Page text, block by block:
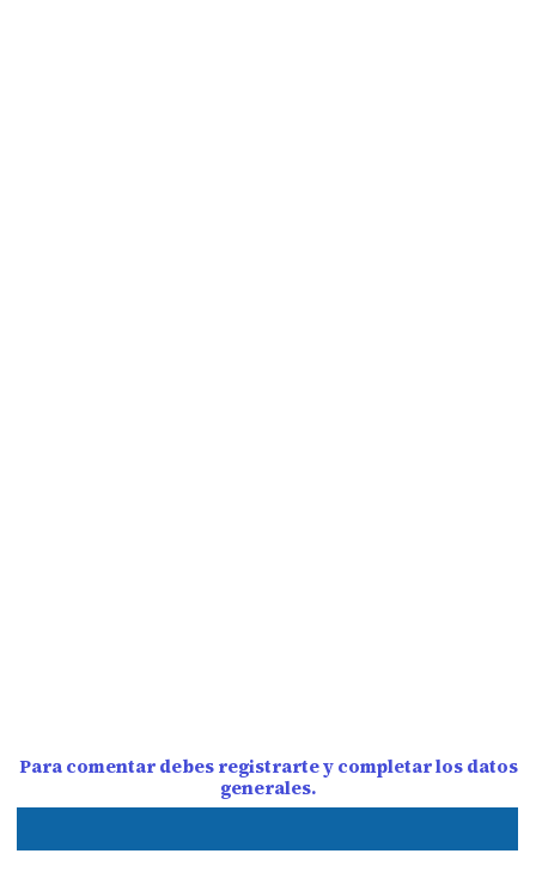
Para comentar debes registrarte y completar los datos
generales.